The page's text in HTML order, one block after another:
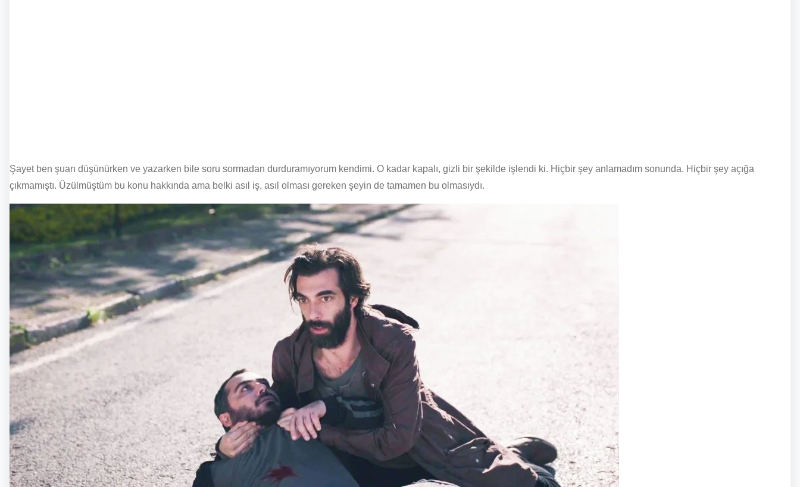
Şayet ben şuan düşünürken ve yazarken bile soru sormadan durduramıyorum kendimi. O kadar kapalı, gizli bir şekilde işlendi ki. Hiçbir şey anlamadım sonunda. Hiçbir şey açığa
çıkmamıştı. Üzülmüştüm bu konu hakkında ama belki asıl iş, asıl olması gereken şeyin de tamamen bu olmasıydı.